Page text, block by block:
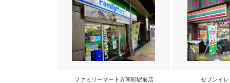
ファミリーマート方南町駅前店 セブンイ